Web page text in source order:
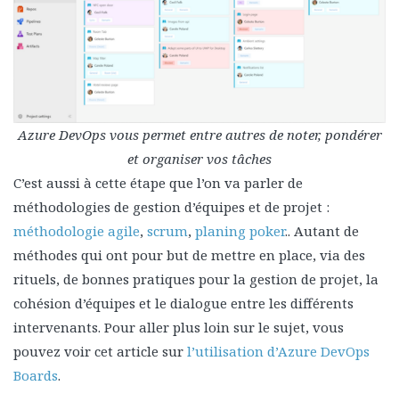
Azure DevOps vous permet entre autres de noter, pondérer
et organiser vos tâches
C’est aussi à cette étape que l’on va parler de
méthodologies de gestion d’équipes et de projet :
méthodologie agile, scrum, planing poker.. Autant de
méthodes qui ont pour but de mettre en place, via des
rituels, de bonnes pratiques pour la gestion de projet, la
cohésion d’équipes et le dialogue entre les différents
intervenants. Pour aller plus loin sur le sujet, vous
pouvez voir cet article sur l’utilisation d’Azure DevOps
Boards.